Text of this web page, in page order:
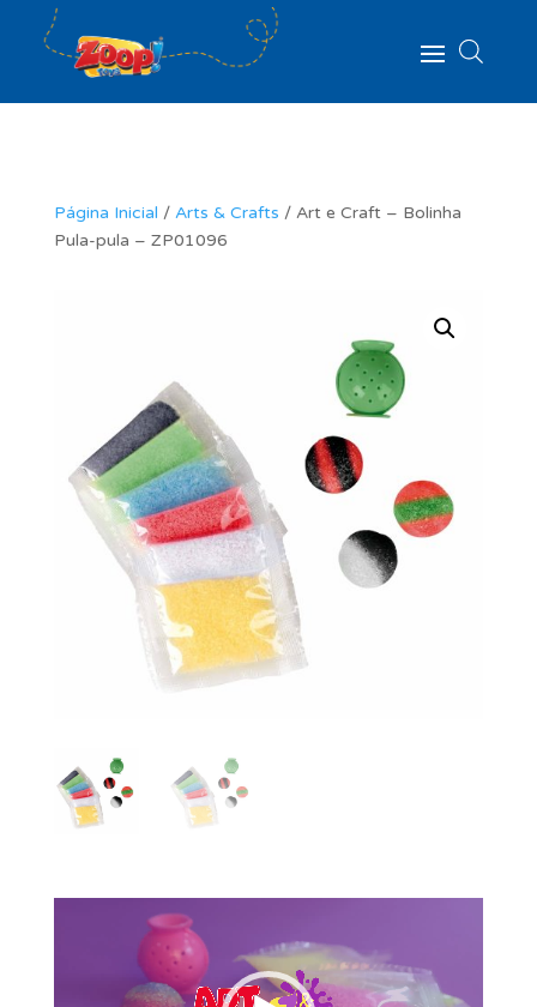
Página Inicial / Arts & Crafts / Art e Craft – Bolinha
Pula-pula – ZP01096